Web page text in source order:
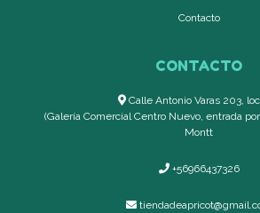
Contacto
CONTACTO
Calle Antonio Varas 203,
(Galería Comercial Centro Nuevo, entrada
Montt
+56966437326